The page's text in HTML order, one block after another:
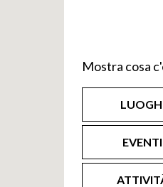
Mostra cosa
EVENTI